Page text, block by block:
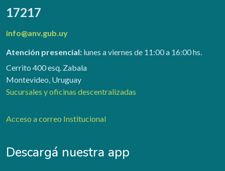
17217
info@anv.gub.uy
Atención presencial: lunes a viernes de 11:00 a 16:00 hs.
Cerrito 400 esq. Zabala
Montevideo, Uruguay
Sucursales y oficinas descentralizadas
Acceso a correo Institucional
Descargá nuestra app